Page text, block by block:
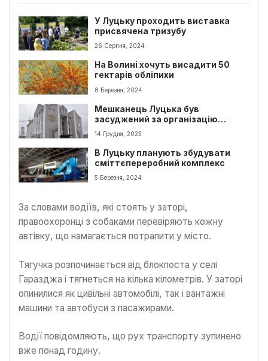
У Луцьку проходить виставка
присвячена тризубу
26 Серпня, 2024
На Волині хочуть висадити 50
гектарів обліпихи
8 Березня, 2024
Мешканець Луцька був
засуджений за організацію
зустрічей повії з клієнтами
14 Грудня, 2023
В Луцьку планують збудувати
сміттєпереробний комплекс
5 Березня, 2024
За словами водіїв, які стоять у заторі,
правоохоронці з собаками перевіряють кожну
автівку, що намагається потрапити у місто.
Тягучка розпочинається від блокпоста у селі
Гаразджа і тягнеться на кілька кілометрів. У заторі
опинилися як цивільні автомобілі, так і вантажні
машини та автобуси з пасажирами.
Водії повідомляють, що рух транспорту зупинено
вже понад годину.